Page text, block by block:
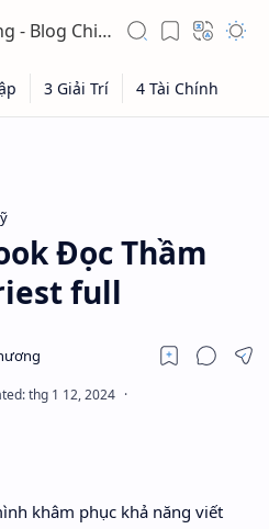
khoán & Tài liệu Toán học
Đọc Thầm
full
khâm phục khả năng viết